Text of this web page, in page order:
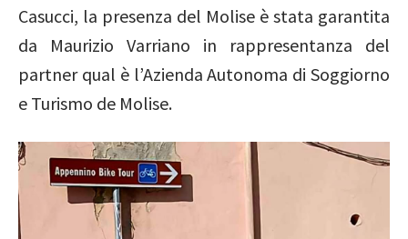
Casucci, la presenza del Molise è stata garantita
da Maurizio Varriano in rappresentanza del
partner qual è l’Azienda Autonoma di Soggiorno
e Turismo de Molise.